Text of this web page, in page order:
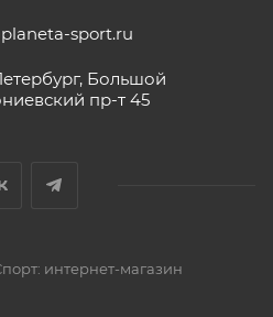
sport.ru
Большой
пр-т 45
интернет-магазин